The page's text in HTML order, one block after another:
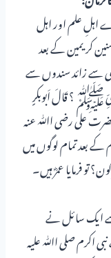
اہلِ علم اور اہل
کریمین کے بعد
سے زائد سندوں سے
ﷺ ؟ قَالَ اَبوبکرٍ
علی رضی اﷲ عنہ
بعد تمام لوگوں میں
تو فرمایا عمرؓ ہیں۔
ایک سائل نے
اکرم صلی اﷲ علیہ